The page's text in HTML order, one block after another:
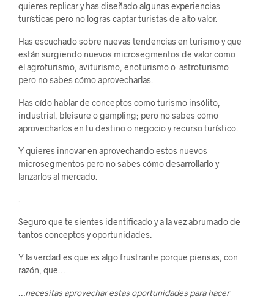
quieres replicar y has diseñado algunas experiencias
turísticas pero no logras captar turistas de alto valor.
Has escuchado sobre nuevas tendencias en turismo y que
están surgiendo nuevos microsegmentos de valor como
el agroturismo, aviturismo, enoturismo o astroturismo
pero no sabes cómo aprovecharlas.
Has oído hablar de conceptos como turismo insólito,
industrial, bleisure o gampling; pero no sabes cómo
aprovecharlos en tu destino o negocio y recurso turístico.
Y quieres innovar en aprovechando estos nuevos
microsegmentos pero no sabes cómo desarrollarlo y
lanzarlos al mercado.
Seguro que te sientes identificado y a la vez abrumado de
tantos conceptos y oportunidades.
Y la verdad es que es algo frustrante porque piensas, con
razón, que…
…necesitas aprovechar estas oportunidades parahacer